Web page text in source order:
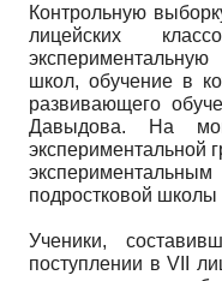
Контрольную
лицейских
школ, обучение в
развивающего
Давыдова. На
экспериментальной
подростковой
Ученики,
поступлении в VII